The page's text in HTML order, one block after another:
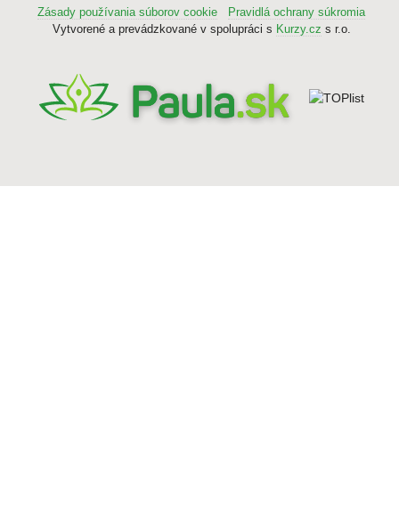
Zásady používania súborov cookie
Pravidlá ochrany súkromia
Vytvorené a prevádzkované v spolupráci s Kurzy.cz s r.o.